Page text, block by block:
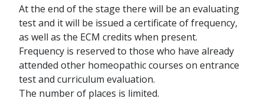
At the end of the stage there will be an evaluating
test and it will be issued a certificate of frequency,
as well as the ECM credits when present.
Frequency is reserved to those who have already
attended other homeopathic courses on entrance
test and curriculum evaluation.
The number of places is limited.